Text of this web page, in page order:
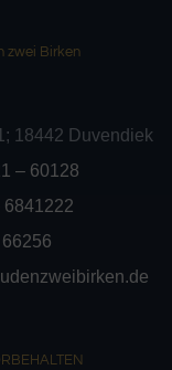
zwei Birken
18442 Duvendiek
– 60128
6841222